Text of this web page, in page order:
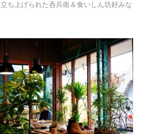
ち上げられた呑兵衛＆食いしん坊好みな